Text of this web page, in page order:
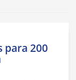
para 200